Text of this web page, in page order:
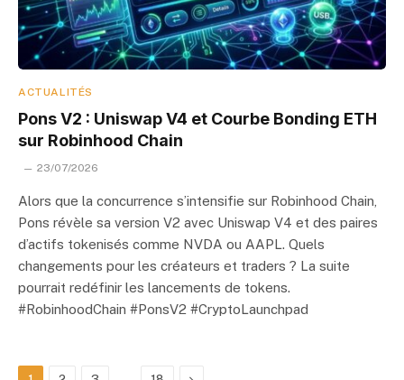
ACTUALITÉS
Pons V2 : Uniswap V4 et Courbe Bonding ETH
sur Robinhood Chain
23/07/2026
Alors que la concurrence s’intensifie sur Robinhood Chain,
Pons révèle sa version V2 avec Uniswap V4 et des paires
d’actifs tokenisés comme NVDA ou AAPL. Quels
changements pour les créateurs et traders ? La suite
pourrait redéfinir les lancements de tokens.
#RobinhoodChain #PonsV2 #CryptoLaunchpad